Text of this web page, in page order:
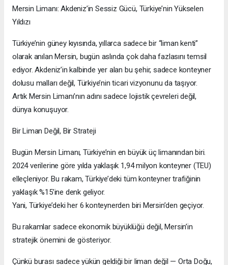
Mersin Limanı: Akdeniz’in Sessiz Gücü, Türkiye’nin Yükselen
Yıldızı
Türkiye’nin güney kıyısında, yıllarca sadece bir “liman kenti”
olarak anılan Mersin, bugün aslında çok daha fazlasını temsil
ediyor. Akdeniz’in kalbinde yer alan bu şehir, sadece konteyner
dolusu malları değil, Türkiye’nin ticari vizyonunu da taşıyor.
Artık Mersin Limanı’nın adını sadece lojistik çevreleri değil,
dünya konuşuyor.
Bir Liman Değil, Bir Strateji
Bugün Mersin Limanı, Türkiye’nin en büyük üç limanından biri.
2024 verilerine göre yılda yaklaşık 1,94 milyon konteyner (TEU)
elleçleniyor. Bu rakam, Türkiye’deki tüm konteyner trafiğinin
yaklaşık %15’ine denk geliyor.
Yani, Türkiye’deki her 6 konteynerden biri Mersin’den geçiyor.
Bu rakamlar sadece ekonomik büyüklüğü değil, Mersin’in
stratejik önemini de gösteriyor.
Çünkü burası sadece yükün geldiği bir liman değil — Orta Doğu,